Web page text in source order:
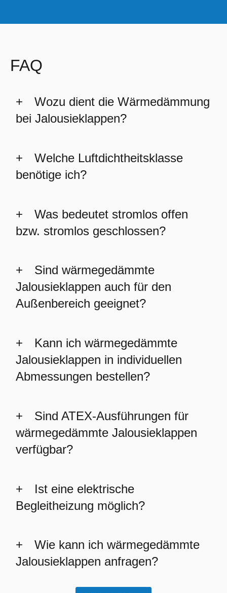
FAQ
Wozu dient die Wärmedämmung
bei Jalousieklappen?
Welche Luftdichtheitsklasse
benötige ich?
Was bedeutet stromlos offen
bzw. stromlos geschlossen?
Sind wärmegedämmte
Jalousieklappen auch für den
Außenbereich geeignet?
Kann ich wärmegedämmte
Jalousieklappen in individuellen
Abmessungen bestellen?
Sind ATEX-Ausführungen für
wärmegedämmte Jalousieklappen
verfügbar?
Ist eine elektrische
Begleitheizung möglich?
Wie kann ich wärmegedämmte
Jalousieklappen anfragen?